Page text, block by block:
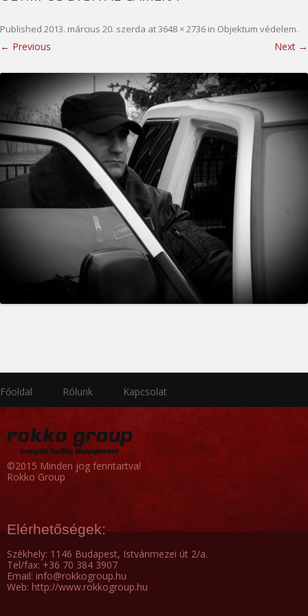
Published 2013. március 20. szerda at3648 × 2736 in Objektum védelem.
← Previous Next →
Főoldal Rólunk Kapcsolat
©2015 Minden jog fenntartva!
Rokko Group
Elérhetőségek:
Székhely: 1146 Budapest, Istvánmezei út 2/a.
Tel/fax: +36 70 384 3907
Email: info@rokkogroup.hu
Web: http://www.rokkogroup.hu